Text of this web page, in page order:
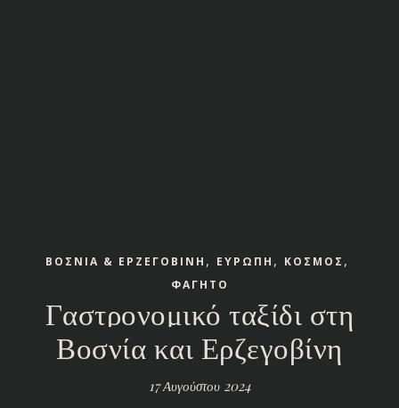
ΒΟΣΝΙΑ & ΕΡΖΕΓΟΒΙΝΗ , ΕΥΡΩΠΗ , ΚΟΣΜΟΣ ,
ΦΑΓΗΤΟ
Γαστρονομικό ταξίδι στη
Βοσνία και Ερζεγοβίνη
17 Αυγούστου 2024